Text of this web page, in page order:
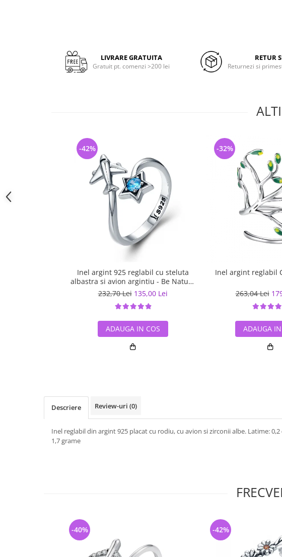
LIVRARE GRATUITA
Gratuit pt. comenzi >200 lei
RETUR
Returnezi si
Inel argint 925 reglabil cu steluta
albastra si avion argintiu - Be Nature
IST0047
232,70 Lei 135,00 Lei
-42%
ADAUGA IN COS
Inel argint reglabil
263,04 Lei
-32%
ADAUGA
Descriere Review-uri (0)
Inel reglabil din argint 925 placat cu rodiu, cu avion si zirconii albe. Latime:
1,7 grame
-40% -42%